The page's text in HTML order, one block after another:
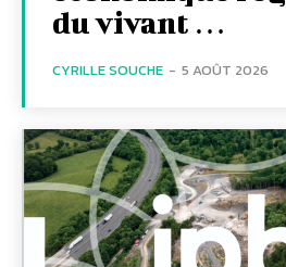
du vivant …
CYRILLE SOUCHE - 5 AOÛT 2026